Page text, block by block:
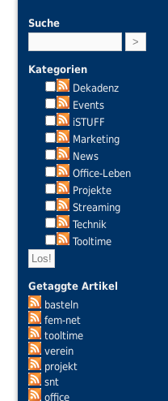
Suche
Kategorien
Dekadenz
Events
iSTUFF
Marketing
News
Office-Leben
Projekte
Streaming
Technik
Tooltime
Getaggte Artikel
basteln
fem-net
tooltime
verein
projekt
snt
office